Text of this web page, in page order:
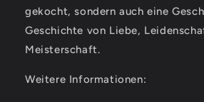
gekocht, sondern auch eine
Geschichte von Liebe,
Meisterschaft.
Weitere Informationen: